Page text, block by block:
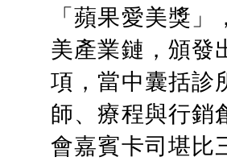
「蘋果愛美獎」
美產業鏈，頒發
項，當中囊括診
師、療程與行銷
會嘉賓卡司堪比